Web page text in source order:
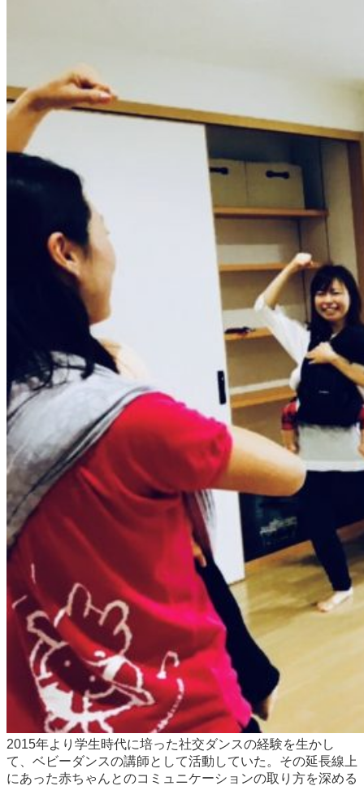
2015年より学生時代に培った社交ダンスの経験を生かし
て、ベビーダンスの講師として活動していた。その延長線上
にあった赤ちゃんとのコミュニケーションの取り方を深める